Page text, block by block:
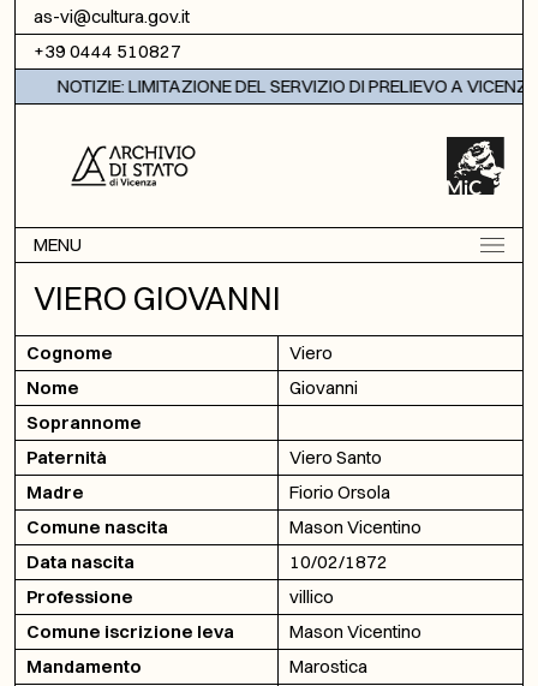
Vai al contenuto
as-vi@cultura.gov.it
+39 0444 510827
NOTIZIE: LIMITAZIONE DEL SERVIZIO DI PRELIEVO A VICENZA
MENU
VIERO GIOVANNI
Cognome
Viero
Nome
Giovanni
Soprannome
Paternità
Viero Santo
Madre
Fiorio Orsola
Comune nascita
Mason Vicentino
Data nascita
10/02/1872
Professione
villico
Comune iscrizione leva
Mason Vicentino
Mandamento
Marostica